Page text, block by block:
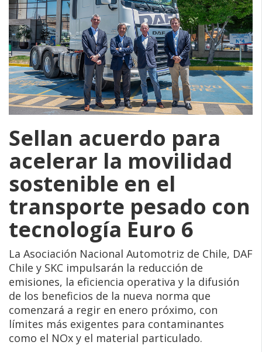
Sellan acuerdo para
acelerar la movilidad
sostenible en el
transporte pesado con
tecnología Euro 6
La Asociación Nacional Automotriz de Chile, DAF
Chile y SKC impulsarán la reducción de
emisiones, la eficiencia operativa y la difusión
de los beneficios de la nueva norma que
comenzará a regir en enero próximo, con
límites más exigentes para contaminantes
como el NOx y el material particulado.